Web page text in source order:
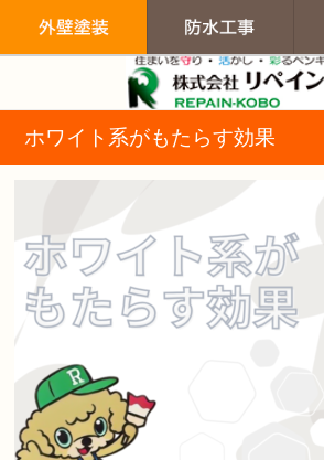
ホワイト系がもたらす効果